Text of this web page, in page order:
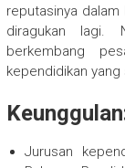
reputasinya
diragukan lagi.
berkembang
kependidikan
Jurusan